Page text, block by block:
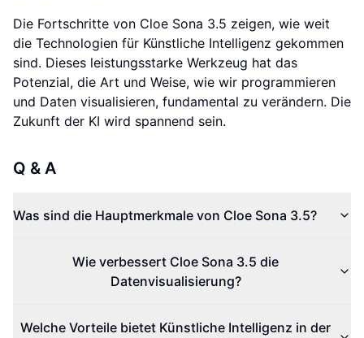
Die Fortschritte von Cloe Sona 3.5 zeigen, wie weit
die Technologien für Künstliche Intelligenz gekommen
sind. Dieses leistungsstarke Werkzeug hat das
Potenzial, die Art und Weise, wie wir programmieren
und Daten visualisieren, fundamental zu verändern. Die
Zukunft der KI wird spannend sein.
Q & A
Was sind die Hauptmerkmale von Cloe Sona 3.5?
Wie verbessert Cloe Sona 3.5 die
Datenvisualisierung?
Welche Vorteile bietet Künstliche Intelligenz in der